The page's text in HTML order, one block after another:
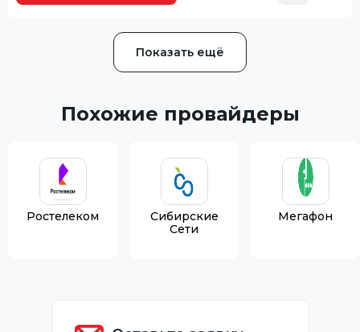
Показать ещё
Похожие провайдеры
Ростелеком
Сибирские
Сети
Мегафон